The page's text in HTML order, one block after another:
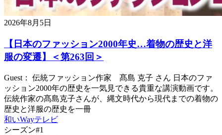
2026年8月5日
【日本のファッション2000年史…着物の歴史と洋
服の変遷】＜第263回＞
Guest： 伝統ファッション作家 髙島 克子 さん 日本のファ
ッション2000年の歴史を一気見できる貴重な講演動画です。
伝統作家の髙島克子さんが、縄文時代から現代までの着物の
歴史と洋服の歴史を一冊
和いWayテレビ
シーズン#1